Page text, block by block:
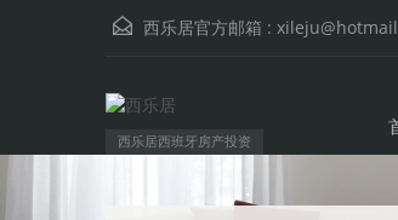
西乐居官方邮箱 :
西乐居西班牙房产投资